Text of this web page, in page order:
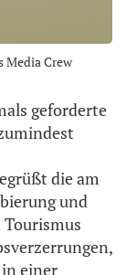
Media Crew
geforderte
die am
und
einer